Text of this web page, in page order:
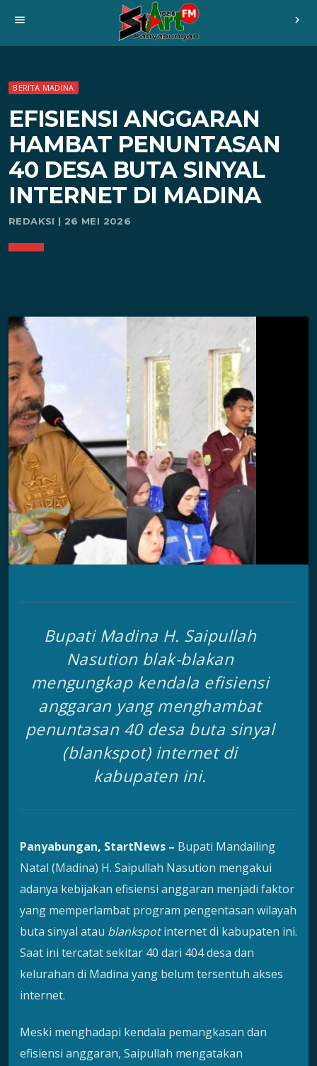
menu chevron_right
BERITA MADINA
EFISIENSI ANGGARAN
HAMBAT PENUNTASAN
40 DESA BUTA SINYAL
INTERNET DI MADINA
REDAKSI | 26 MEI 2026
Bupati Madina H. Saipullah
Nasution blak-blakan
mengungkap kendala efisiensi
anggaran yang menghambat
penuntasan 40 desa buta sinyal
(blankspot)internet di
kabupaten ini.
Panyabungan, StartNews – Bupati Mandailing
Natal (Madina) H. Saipullah Nasution mengakui
adanya kebijakan efisiensi anggaran menjadi faktor
yang memperlambat program pengentasan wilayah
buta sinyal atau blankspotinternet di kabupaten ini.
Saat ini tercatat sekitar 40 dari 404 desa dan
kelurahan di Madina yang belum tersentuh akses
internet.
Meski menghadapi kendala pemangkasan dan
efisiensi anggaran, Saipullah mengatakan